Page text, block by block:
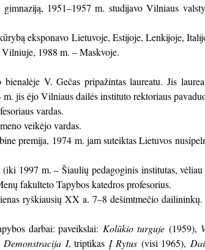
1951–1957 m. studijavo Vilniaus
eksponavo Lietuvoje, Estijoje, Lenkijoje,
Vilniuje, 1988 m. – Maskvoje.
V. Gečas pripažintas laureatu. Jis
jis ėjo Vilniaus dailės instituto rektoriaus
vardas.
veikėjo vardas.
premija, 1974 m. jam suteiktas Lietuvos
1997 m. – Šiaulių pedagoginis institutas,
fakulteto Tapybos katedros profesorius.
ryškiausių XX a. 7–8 dešimtmečio
darbai: paveikslai: Kolūkio turguje(1959),
Demonstracija I, triptikas Į Rytus(visi 1965),